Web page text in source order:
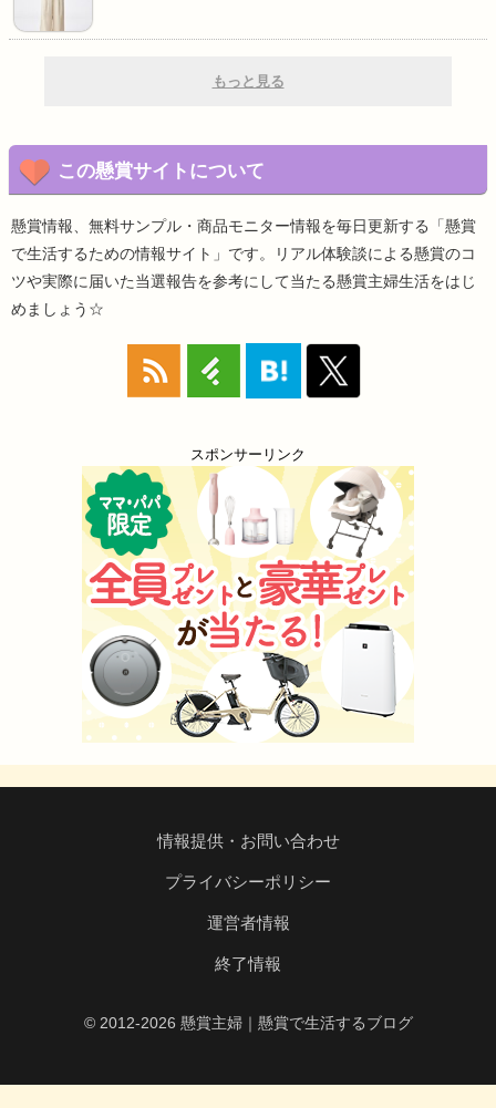
もっと見る
この懸賞サイトについて
懸賞情報、無料サンプル・商品モニター情報を毎日更新する「懸賞
で生活するための情報サイト」です。リアル体験談による懸賞のコ
ツや実際に届いた当選報告を参考にして当たる懸賞主婦生活をはじ
めましょう☆
スポンサーリンク
情報提供・お問い合わせ
プライバシーポリシー
運営者情報
終了情報
© 2012-2026 懸賞主婦｜懸賞で生活するブログ